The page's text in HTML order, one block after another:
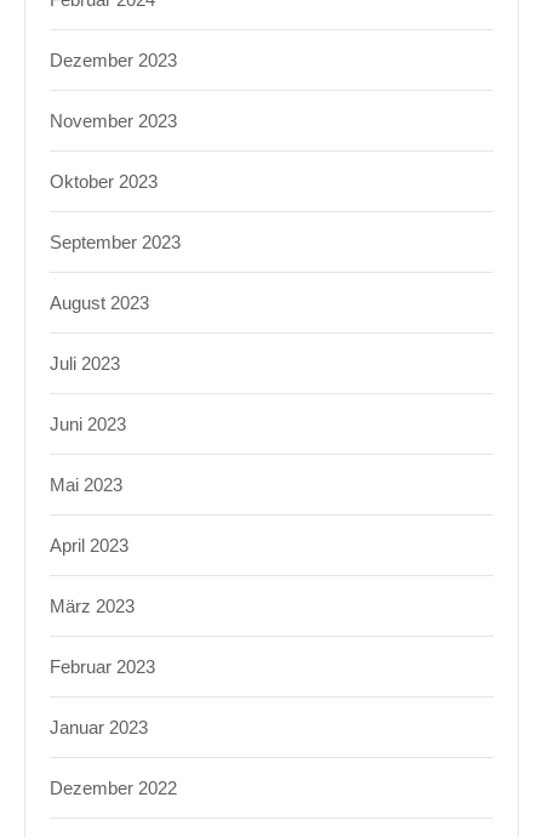
Dezember 2023
November 2023
Oktober 2023
September 2023
August 2023
Juli 2023
Juni 2023
Mai 2023
April 2023
März 2023
Februar 2023
Januar 2023
Dezember 2022